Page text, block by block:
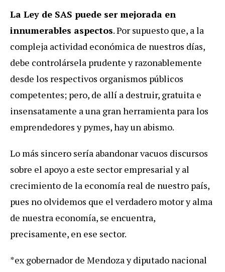
La Ley de SAS puede ser mejorada en
innumerables aspectos. Por supuesto que, a la
compleja actividad económica de nuestros días,
debe controlársela prudente y razonablemente
desde los respectivos organismos públicos
competentes; pero, de allí a destruir, gratuita e
insensatamente a una gran herramienta para los
emprendedores y pymes, hay un abismo.
Lo más sincero sería abandonar vacuos discursos
sobre el apoyo a este sector empresarial y al
crecimiento de la economía real de nuestro país,
pues no olvidemos que el verdadero motor y alma
de nuestra economía, se encuentra,
precisamente, en ese sector.
*ex gobernador de Mendoza y diputado nacional